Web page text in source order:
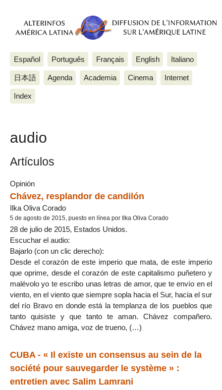
Español Português Français English Italiano
日本語 Agenda Academia Cinema Internet
Index
audio
Artículos
Opinión
Chávez, resplandor de candilón
Ilka Oliva Corado
5 de agosto de 2015, puesto en línea por Ilka Oliva Corado
28 de julio de 2015, Estados Unidos.
Escuchar el audio:
Bajarlo (con un clic derecho):
Desde el corazón de este imperio que mata, de este imperio
que oprime, desde el corazón de este capitalismo puñetero y
malévolo yo te escribo unas letras de amor, que te envío en el
viento, en el viento que siempre sopla hacia el Sur, hacia el sur
del río Bravo en donde está la templanza de los pueblos que
tanto quisiste y que tanto te aman. Chávez compañero.
Chávez mano amiga, voz de trueno, (…)
CUBA - « Il existe un consensus au sein de la
société pour sauvegarder le système » :
entretien avec Salim Lamrani